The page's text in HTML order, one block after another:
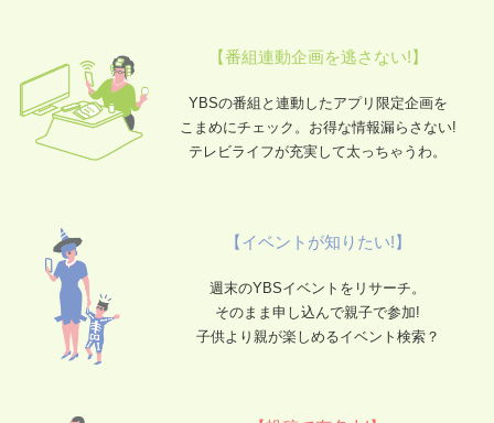
【番組連動企画を逃さない!】
YBSの番組と連動したアプリ限定企画を
こまめにチェック。お得な情報漏らさない!
テレビライフが充実して太っちゃうわ。
【イベントが知りたい!】
週末のYBSイベントをリサーチ。
そのまま申し込んで親子で参加!
子供より親が楽しめるイベント検索？